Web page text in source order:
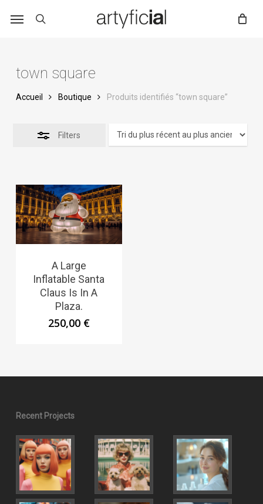
town square
Accueil Boutique Produits identifiés “town square”
Filters
A Large
Inflatable Santa
Claus Is In A
Plaza.
250,00 €
Recent Projects